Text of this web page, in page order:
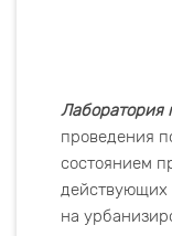
Лаборатория
проведения
состоянием
на